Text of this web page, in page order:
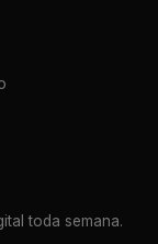
toda semana.